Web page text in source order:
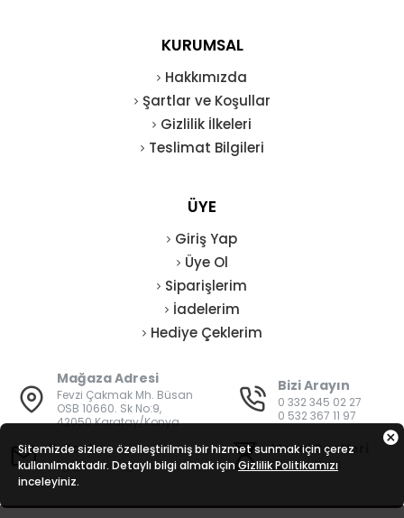
KURUMSAL
Hakkımızda
Şartlar ve Koşullar
Gizlilik İlkeleri
Teslimat Bilgileri
ÜYE
Giriş Yap
Üye Ol
Siparişlerim
İadelerim
Hediye Çeklerim
Mağaza Adresi
Fevzi Çakmak Mh. Büsan
OSB 10660. Sk No:9,
42050 Karatay/Konya
Bizi Arayın
0 332 345 02 27
0 532 367 11 97
E-Posta
bilgi@vatanisguvenligi.com
Mesai Saatleri
08:00 - 19:00
Sitemizde sizlere özelleştirilmiş bir hizmet sunmak için çerez
kullanılmaktadır. Detaylı bilgi almak için Gizlilik Politikamızı
inceleyiniz.